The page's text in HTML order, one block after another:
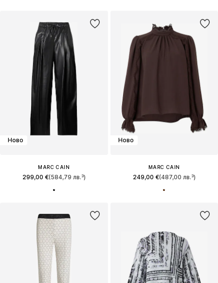
Ново
MARC CAIN
299,00 €(584,79 лв.³)
Ново
MARC CAIN
249,00 €(487,00 лв.³)